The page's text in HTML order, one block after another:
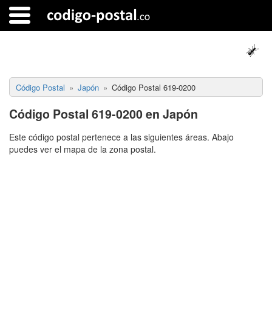
Código Postal Japón Código Postal 619-0200
Código Postal 619-0200 en Japón
Este código postal pertenece a las siguientes áreas. Abajo
puedes ver el mapa de la zona postal.